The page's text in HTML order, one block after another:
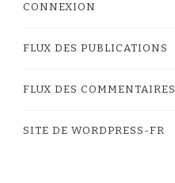
CONNEXION
FLUX DES PUBLICATIONS
FLUX DES COMMENTAIRES
SITE DE WORDPRESS-FR